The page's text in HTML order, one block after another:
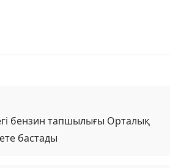
бензин тапшылығы Орталық
бастады